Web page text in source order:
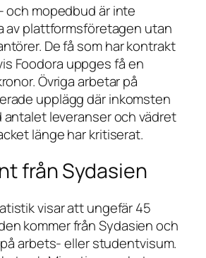
och mopedbud är inte
av plattformsföretagen utan
De få som har kontrakt
Foodora uppges få en
Övriga arbetar på
upplägg där inkomsten
leveranser och vädret
länge har kritiserat.
från Sydasien
visar att ungefär 45
kommer från Sydasien och
arbets- eller studentvisum.